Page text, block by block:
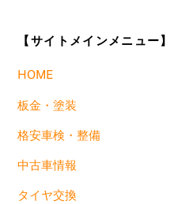
【サイトメインメニュー】
HOME
板金・塗装
格安車検・整備
中古車情報
タイヤ交換